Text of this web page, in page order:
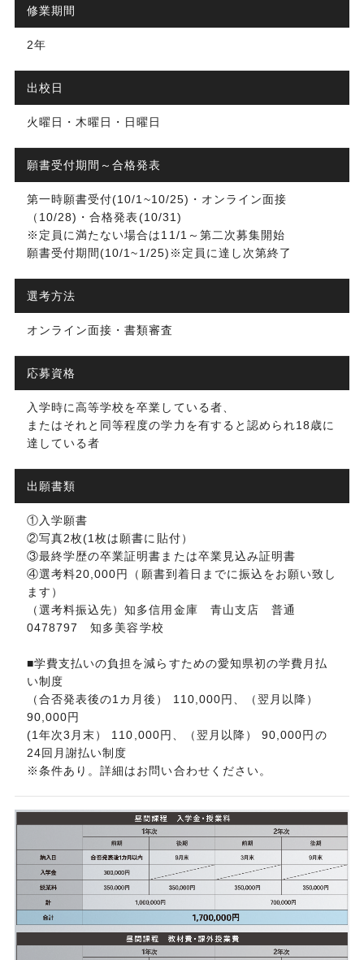
修業期間
2年
出校日
火曜日・木曜日・日曜日
願書受付期間～合格発表
第一時願書受付(10/1~10/25)・オンライン面接
（10/28)・合格発表(10/31)
※定員に満たない場合は11/1～第二次募集開始
願書受付期間(10/1~1/25)※定員に達し次第終了
選考方法
オンライン面接・書類審査
応募資格
入学時に高等学校を卒業している者、
またはそれと同等程度の学力を有すると認められ18歳に
達している者
出願書類
①入学願書
②写真2枚(1枚は願書に貼付）
③最終学歴の卒業証明書または卒業見込み証明書
④選考料20,000円（願書到着日までに振込をお願い致し
ます）
（選考料振込先）知多信用金庫 青山支店 普通
0478797 知多美容学校
​​​​​​​■学費支払いの負担を減らすための愛知県初の学費月払
い制度
（合否発表後の1カ月後） 110,000円、（翌月以降）
90,000円
(1年次3月末） 110,000円、（翌月以降） 90,000円の
24回月謝払い制度
※条件あり。詳細はお問い合わせください。